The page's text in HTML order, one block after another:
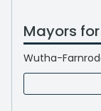
Mayors
Wutha-